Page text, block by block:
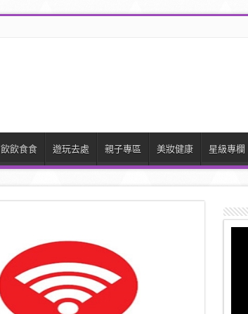
飲飲食食 遊玩去處 親子專區 美妝健康 星級專欄